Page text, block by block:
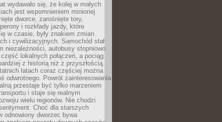
wydawało się, że kolej w małych
jest wspomnieniem minionej
dworce, zarośnięte tory,
i rozkłady jazdy, które
w czasie, były znakiem zmian
i cywilizacyjnych. Samochód stał
niezależności, autobusy stopniowo
część lokalnych połączeń, a pociąg
z historią niż z przyszłością.
latach coraz częściej można
odwrotnego. Powrót zainteresowania
przestaje być tylko marzeniem
i staje się realnym
wielu regionów. Nie chodzi
Choć dla starszych
odnowiony dworzec bywa